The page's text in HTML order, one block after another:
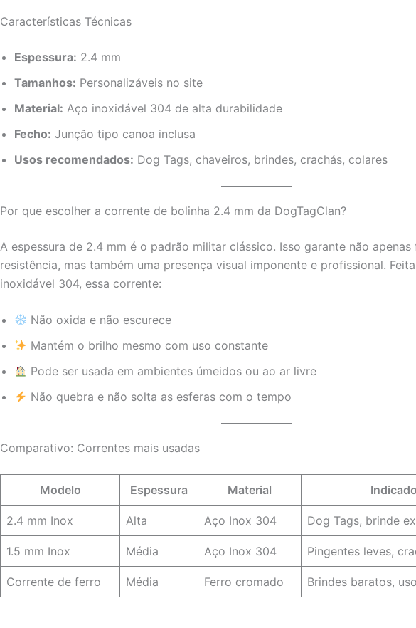
Características Técnicas
Espessura: 2.4 mm
Tamanhos: Personalizáveis no site
Material: Aço inoxidável 304 de alta durabilidade
Fecho: Junção tipo canoa inclusa
Usos recomendados: Dog Tags, chaveiros, brindes, crachás, colares
Por que escolher a corrente de bolinha 2.4 mm da DogTagClan?
A espessura de 2.4 mm é o padrão militar clássico. Isso garante não apenas
resistência, mas também uma presença visual imponente e profissional.
inoxidável 304, essa corrente:
Não oxida e não escurece
Mantém o brilho mesmo com uso constante
Pode ser usada em ambientes úmeidos ou ao ar livre
Não quebra e não solta as esferas com o tempo
Comparativo: Correntes mais usadas
Modelo Espessura Material
2.4 mm Inox Alta Aço Inox 304 Dog Tags, brinde
1.5 mm Inox Média Aço Inox 304 Pingentes leves,
Corrente de ferro Média Ferro cromado Brindes baratos,